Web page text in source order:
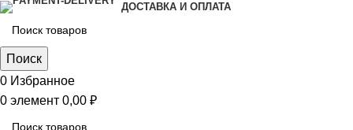
ДОСТАВКА И ОПЛАТА
Поиск
0 Избранное
0 элемент 0,00 ₽